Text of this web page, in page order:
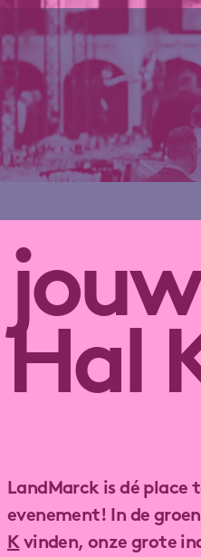
Hal
LandMarck is dé place
evenement! In de
Kvinden, onze grote